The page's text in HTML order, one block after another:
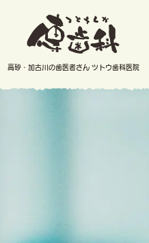
高砂・加古川の歯医者さん ツトウ歯科医院